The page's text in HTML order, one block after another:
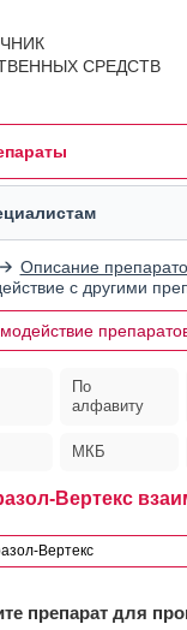
СРЕДСТВ
Описание
с другими
По
алфавиту
МКБ
Вертекс
препарат для